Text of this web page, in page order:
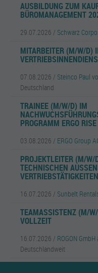
AUSBILDUNG ZUM
BÜROMANAGEMENT
29.07.2026 / Schwarz
MITARBEITER (M/W/D)
07.08.2026 / Steinco Paul
Deutschland
TRAINEE (M/W/D) IM
PROGRAMM ERGO RISE
03.08.2026 / ERGO Group
PROJEKTLEITER (M/W/
TECHNISCHEN
ERTRIEBSTÄTIGKEITEN
16.07.2026 / Sunbelt
TEAMASSISTENZ (M/
VOLLZEIT
16.07.2026 / ROGON GmbH
Deutschlandweit